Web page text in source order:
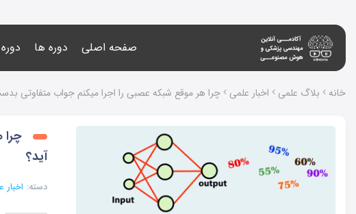
صفحه اصلی دوره ها
خانه بلاگ علمی اخبار علمی چرا هر موقع شبکه عصبی را اجرا میکنم جواب متفاوتی
آید؟
دسته: اخبار